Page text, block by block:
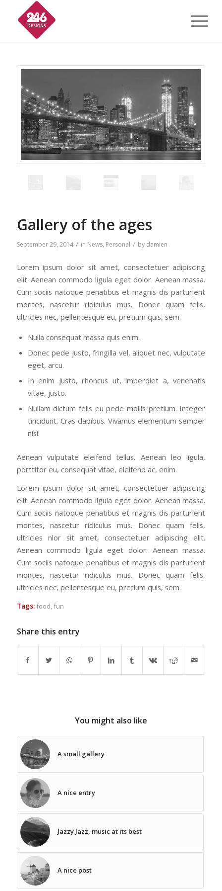
Gallery of the ages
September 29, 2014 / in News, Personal / by damien
Lorem ipsum dolor sit amet, consectetuer adipiscing
elit. Aenean commodo ligula eget dolor. Aenean massa.
Cum sociis natoque penatibus et magnis dis parturient
montes, nascetur ridiculus mus. Donec quam felis,
ultricies nec, pellentesque eu, pretium quis, sem.
Nulla consequat massa quis enim.
Donec pede justo, fringilla vel, aliquet nec, vulputate
eget, arcu.
In enim justo, rhoncus ut, imperdiet a, venenatis
vitae, justo.
Nullam dictum felis eu pede mollis pretium. Integer
tincidunt. Cras dapibus. Vivamus elementum semper
nisi.
Aenean vulputate eleifend tellus. Aenean leo ligula,
porttitor eu, consequat vitae, eleifend ac, enim.
Lorem ipsum dolor sit amet, consectetuer adipiscing
elit. Aenean commodo ligula eget dolor. Aenean massa.
Cum sociis natoque penatibus et magnis dis parturient
montes, nascetur ridiculus mus. Donec quam felis,
ultricies nlor sit amet, consectetuer adipiscing elit.
Aenean commodo ligula eget dolor. Aenean massa.
Cum sociis natoque penatibus et magnis dis parturient
montes, nascetur ridiculus mus. Donec quam felis,
ultricies nec, pellentesque eu, pretium quis, sem.
Tags:food,fun
Share this entry
You might also like
A small gallery
A nice entry
Jazzy Jazz, music at its best
A nice post